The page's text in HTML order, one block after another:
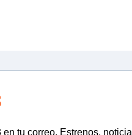
tu correo. Estrenos,